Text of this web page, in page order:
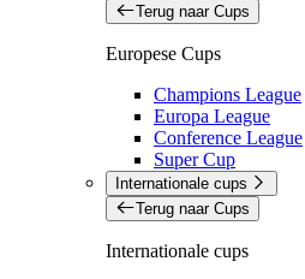
Terug naar Cups
Europese Cups
Champions League
Europa League
Conference League
Super Cup
Internationale cups
Terug naar Cups
Internationale cups